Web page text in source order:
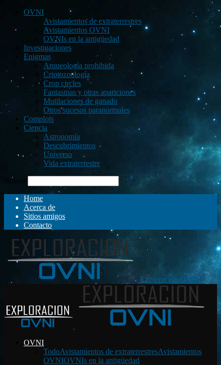
OVNI
Avistamientos de extraterrestres
Avistamientos OVNI
OVNIs en la antigüedad
Investigaciones
Enigmas
Arqueología prohibida
Criptozoología
Crop circles
Fantasmas y otras apariciones
Mutilaciones de ganado
Otros sucesos paranormales
Complots
Ciencia
Astronomía
Descubrimientos
Universo
Vida extraterrestre
Buscar
Home
Acerca de
Sitios amigos
Contacto
Exploración OVNI
OVNI
TodoAvistamientos de extraterrestresAvistamientos
OVNIOVNIs en la antigüedad